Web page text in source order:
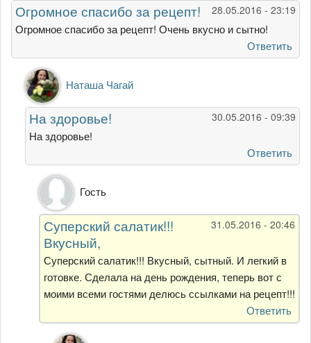
28.05.2016 - 23:19
Огромное спасибо за рецепт!
Огромное спасибо за рецепт! Очень вкусно и сытно!
Ответить
Ответ
на
Огромное
спасибо
за
от
Нелли
Наташа Чагай
30.05.2016 - 09:39
На здоровье!
На здоровье!
Ответить
Ответ
на
На
здоровье!
от
Наташа
Чагай
Гость
31.05.2016 - 20:46
Суперский салатик!!!
Вкусный,
Суперский салатик!!! Вкусный, сытный. И легкий в
готовке. Сделала на день рождения, теперь вот с
моими всеми гостями делюсь ссылками на рецепт!!!
Ответить